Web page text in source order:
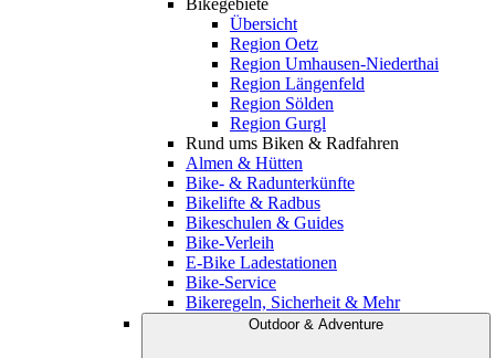
Bikegebiete
Übersicht
Region Oetz
Region Umhausen-Niederthai
Region Längenfeld
Region Sölden
Region Gurgl
Rund ums Biken & Radfahren
Almen & Hütten
Bike- & Radunterkünfte
Bikelifte & Radbus
Bikeschulen & Guides
Bike-Verleih
E-Bike Ladestationen
Bike-Service
Bikeregeln, Sicherheit & Mehr
Outdoor & Adventure